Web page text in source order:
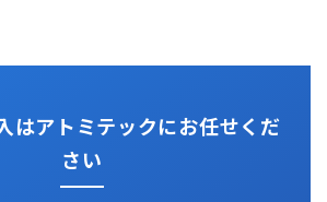
はアトミテックにお任せくだ
さい